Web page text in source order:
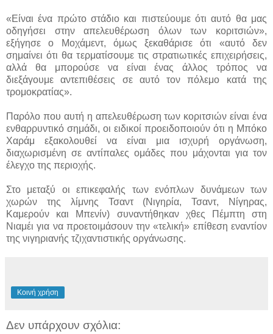
«Είναι ένα πρώτο στάδιο και πιστεύουμε ότι αυτό θα μας
οδηγήσει στην απελευθέρωση όλων των κοριτσιών»,
εξήγησε ο Μοχάμεντ, όμως ξεκαθάρισε ότι «αυτό δεν
σημαίνει ότι θα τερματίσουμε τις στρατιωτικές επιχειρήσεις,
αλλά θα μπορούσε να είναι ένας άλλος τρόπος να
διεξάγουμε αντεπιθέσεις σε αυτό τον πόλεμο κατά της
τρομοκρατίας».
Παρόλο που αυτή η απελευθέρωση των κοριτσιών είναι ένα
ενθαρρυντικό σημάδι, οι ειδικοί προειδοποιούν ότι η Μπόκο
Χαράμ εξακολουθεί να είναι μια ισχυρή οργάνωση,
διαχωρισμένη σε αντίπαλες ομάδες που μάχονται για τον
έλεγχο της περιοχής.
Στο μεταξύ οι επικεφαλής των ενόπλων δυνάμεων των
χωρών της λίμνης Τσαντ (Νιγηρία, Τσαντ, Νίγηρας,
Καμερούν και Μπενίν) συναντήθηκαν χθες Πέμπτη στη
Νιαμέι για να προετοιμάσουν την «τελική» επίθεση εναντίον
της νιγηριανής τζιχαντιστικής οργάνωσης.
Κοινή χρήση
Δεν υπάρχουν σχόλια: